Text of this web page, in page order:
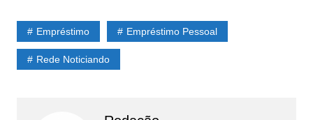
Empréstimo Empréstimo Pessoal
Rede Noticiando